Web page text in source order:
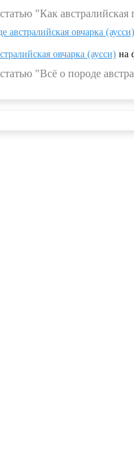
"Как
австралийская овчарка (аусси)
овчарка (аусси) на
"Всё о породе